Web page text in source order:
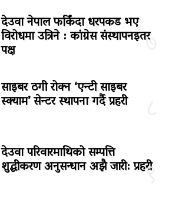
७
देउवा नेपाल फर्किंदा धरपकड भए
विरोधमा उत्रिने : कांग्रेस संस्थापनइतर
पक्ष
साइबर ठगी रोक्न ‘एन्टी साइबर
स्क्याम’ सेन्टर स्थापना गर्दै प्रहरी
९
देउवा परिवारमाथिको सम्पत्ति
शुद्धीकरण अनुसन्धान अझै जारी: प्रहरी